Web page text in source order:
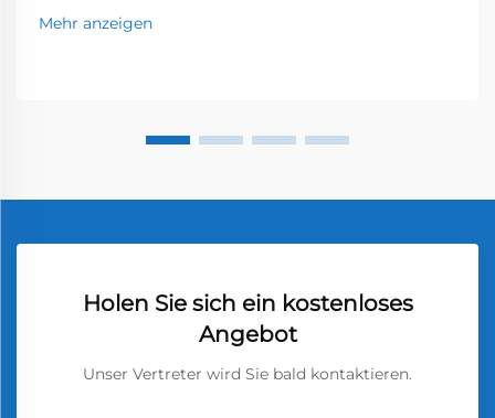
Mehr anzeigen
Holen Sie sich ein kostenloses
Angebot
Unser Vertreter wird Sie bald kontaktieren.